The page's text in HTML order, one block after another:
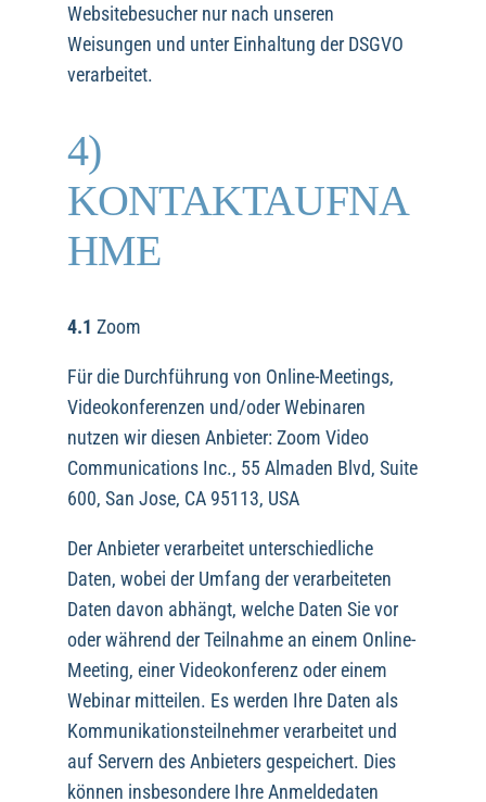
Websitebesucher nur nach unseren
Weisungen und unter Einhaltung der DSGVO
verarbeitet.
4)
KONTAKTAUFNA
HME
4.1 Zoom
Für die Durchführung von Online-Meetings,
Videokonferenzen und/oder Webinaren
nutzen wir diesen Anbieter: Zoom Video
Communications Inc., 55 Almaden Blvd, Suite
600, San Jose, CA 95113, USA
Der Anbieter verarbeitet unterschiedliche
Daten, wobei der Umfang der verarbeiteten
Daten davon abhängt, welche Daten Sie vor
oder während der Teilnahme an einem Online-
Meeting, einer Videokonferenz oder einem
Webinar mitteilen. Es werden Ihre Daten als
Kommunikationsteilnehmer verarbeitet und
auf Servern des Anbieters gespeichert. Dies
können insbesondere Ihre Anmeldedaten